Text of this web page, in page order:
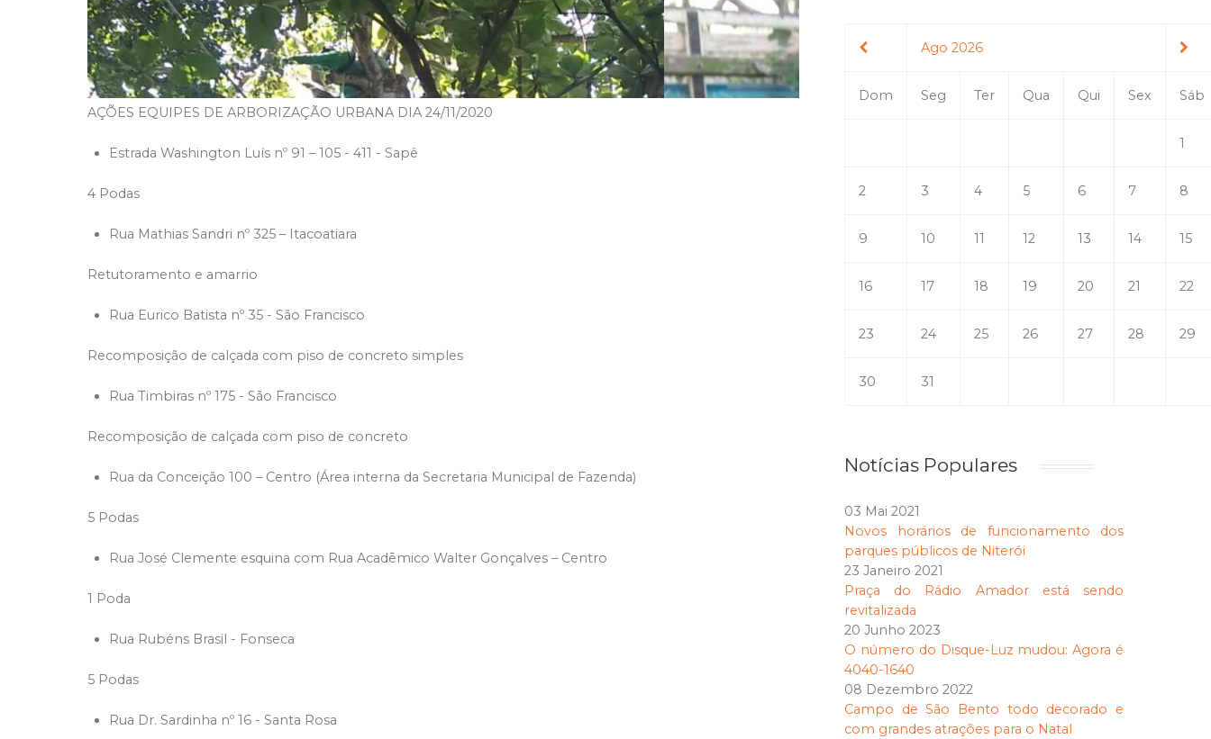
AÇÕES EQUIPES DE ARBORIZAÇÃO URBANA DIA 24/11/2020
Estrada Washington Luís nº 91 – 105 - 411 - Sapê
4 Podas
Rua Mathias Sandri nº 325 – Itacoatiara
Retutoramento e amarrio
Rua Eurico Batista nº 35 - São Francisco
Recomposição de calçada com piso de concreto simples
Rua Timbiras nº 175 - São Francisco
Recomposição de calçada com piso de concreto
Rua da Conceição 100 – Centro (Área interna da Secretaria Municipal de Fazenda)
5 Podas
Rua José Clemente esquina com Rua Acadēmico Walter Gonçalves – Centro
1 Poda
Rua Rubéns Brasil - Fonseca
5 Podas
Rua Dr. Sardinha nº 16 - Santa Rosa
Ago 2026
Dom Seg Ter Qua Qui Sex Sáb
1
2 3 4 5 6 7 8
9 10 11 12 13 14 15
16 17 18 19 20 21 22
23 24 25 26 27 28 29
30 31
Notícias Populares
03 Mai 2021
Novos horários de funcionamento dos
parques públicos de Niterói
23 Janeiro 2021
Praça do Rádio Amador está sendo
revitalizada
20 Junho 2023
O número do Disque-Luz mudou: Agora é
4040-1640
08 Dezembro 2022
Campo de São Bento todo decorado e
com grandes atrações para o Natal